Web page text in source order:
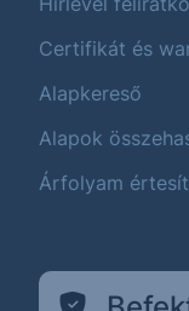
Certifikát és
Alapkereső
Alapok
Árfolyam